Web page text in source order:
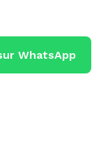
WhatsApp